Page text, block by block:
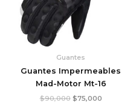
Guantes
Guantes Impermeables
Mad-Motor Mt-16
$90,000 $75,000